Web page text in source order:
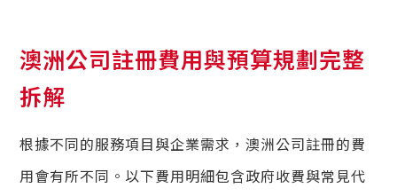
澳洲公司註冊費用與預算規劃完整
拆解
根據不同的服務項目與企業需求，澳洲公司註冊的費
用會有所不同。以下費用明細包含政府收費與常見代